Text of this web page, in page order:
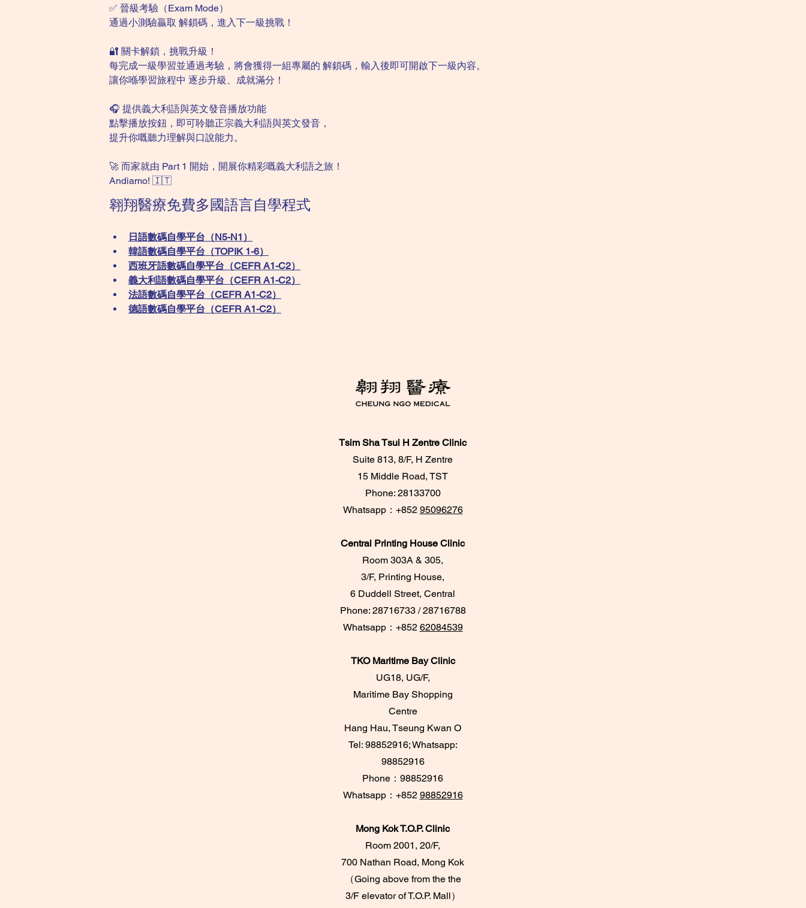
✅ 晉級考驗（Exam Mode）
通過小測驗贏取 解鎖碼，進入下一級挑戰！
🔐 關卡解鎖，挑戰升級！
每完成一級學習並通過考驗，將會獲得一組專屬的 解鎖碼，輸入後即可開啟下一級內容。
讓你喺學習旅程中 逐步升級、成就滿分！
🎧 提供義大利語與英文發音播放功能
點擊播放按鈕，即可聆聽正宗義大利語與英文發音，
提升你嘅聽力理解與口說能力。
🚀 而家就由 Part 1 開始，開展你精彩嘅義大利語之旅！
Andiamo! 🇮🇹
翱翔醫療免費多國語言自學程式
日語數碼自學平台（N5-N1）
韓語數碼自學平台​（TOPIK 1-6）
西班牙語數碼自學平台（CEFR A1-C2）
義大利語數碼自學平台（CEFR A1-C2）
法語數碼自學平台（CEFR A1-C2）
德語數碼自學平台（CEFR A1-C2）
Tsim Sha Tsui H Zentre Clinic
Suite 813, 8/F, H Zentre
15 Middle Road, TST
Phone: 28133700
​Whatsapp：+852 95096276
Central Printing House Clinic
Room 303A & 305,
3/F, Printing House,
6 Duddell Street, Central
Phone: 28716733 / 28716788
Whatsapp：+852 62084539
TKO Maritime Bay Clinic
UG18, UG/F,
Maritime Bay Shopping
Centre
Hang Hau, Tseung Kwan O
Tel: 98852916; Whatsapp:
98852916
​Phone：98852916
Whatsapp：+852 98852916
Mong Kok T.O.P. Clinic
Room 2001, 20/F,
700 Nathan Road, Mong Kok
​（Going above from the the
3/F elevator of T.O.P. Mall）